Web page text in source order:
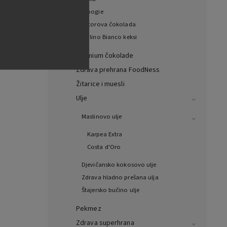
Woogie
Witorova čokolada
Mulino Bianco keksi
Premium čokolade
Zdrava prehrana FoodNess
Žitarice i muesli
Ulje
Maslinovo ulje
Karpea Extra
Costa d'Oro
Djevičansko kokosovo ulje
Zdrava hladno prešana ulja
Štajersko bučino ulje
Pekmez
Zdrava superhrana